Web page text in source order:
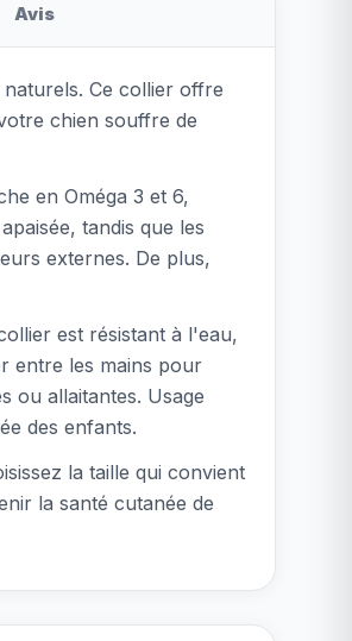
Avis
Ce collier offre
chien souffre de
en Oméga 3 et 6,
tandis que les
externes. De plus,
est résistant à l'eau,
entre les mains pour
ou allaitantes. Usage
des enfants.
la taille qui convient
la santé cutanée de